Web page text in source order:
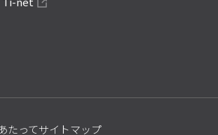
たってサイトマップ